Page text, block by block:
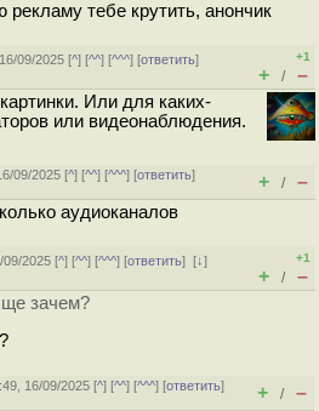
тебе крутить, анончик
09/2025 [^] [^^] [^^^] [ответить]
+1
+ / –
Или для каких-
или видеонаблюдения.
09/2025 [^] [^^] [^^^] [ответить]
+ / –
аудиоканалов
09/2025 [^] [^^] [^^^] [ответить][↓]
+1
+ / –
зачем?
16/09/2025 [^] [^^] [^^^] [ответить]
+ / –